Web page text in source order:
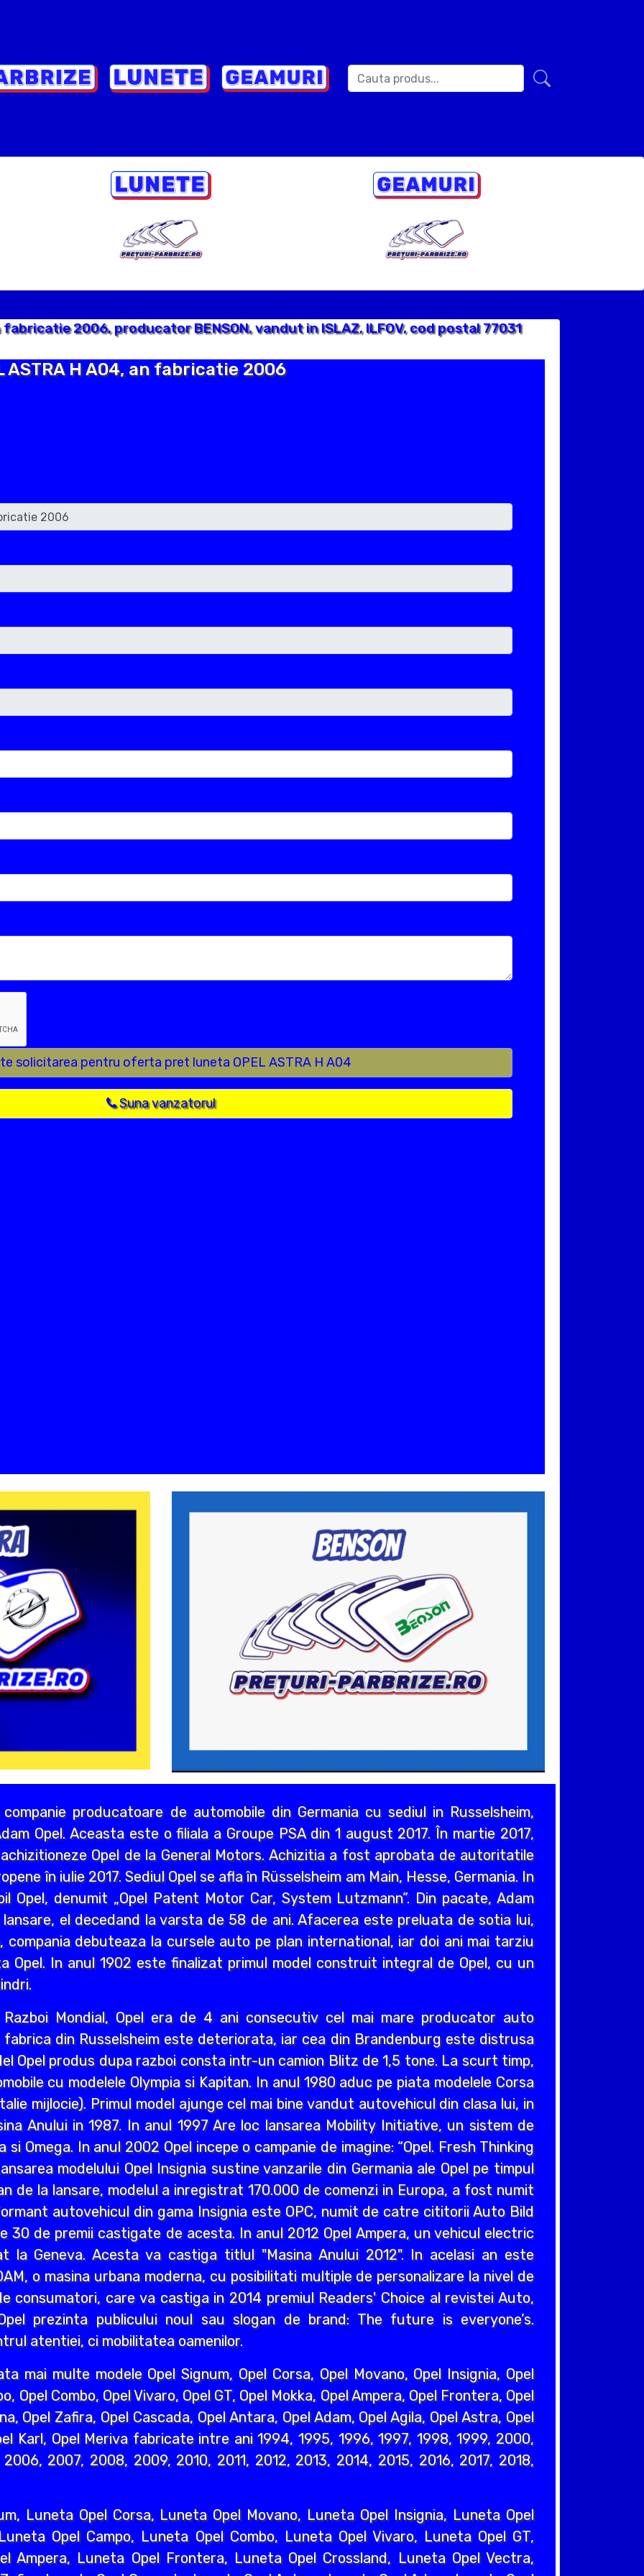
fabricatie 2006, producator BENSON, vandut in ISLAZ, ILFOV, cod postal 77031
H A04, an fabricatie 2006
solicitarea pentru oferta pret luneta OPEL ASTRA H A04
Suna vanzatorul
producatoare de automobile din Germania cu sediul in Russelsheim,
Opel. Aceasta este o filiala a Groupe PSA din 1 august 2017. În martie 2017,
Opel de la General Motors. Achizitia a fost aprobata de autoritatile
în iulie 2017. Sediul Opel se afla în Rüsselsheim am Main, Hesse, Germania. In
Opel, denumit „Opel Patent Motor Car, System Lutzmann”. Din pacate, Adam
el decedand la varsta de 58 de ani. Afacerea este preluata de sotia lui,
compania debuteaza la cursele auto pe plan international, iar doi ani mai tarziu
Opel. In anul 1902 este finalizat primul model construit integral de Opel, cu un
Mondial, Opel era de 4 ani consecutiv cel mai mare producator auto
din Russelsheim este deteriorata, iar cea din Brandenburg este distrusa
Opel produs dupa razboi consta intr-un camion Blitz de 1,5 tone. La scurt timp,
cu modelele Olympia si Kapitan. In anul 1980 aduc pe piata modelele Corsa
mijlocie). Primul model ajunge cel mai bine vandut autovehicul din clasa lui, in
Anului in 1987. In anul 1997 Are loc lansarea Mobility Initiative, un sistem de
Omega. In anul 2002 Opel incepe o campanie de imagine: “Opel. Fresh Thinking
modelului Opel Insignia sustine vanzarile din Germania ale Opel pe timpul
de la lansare, modelul a inregistrat 170.000 de comenzi in Europa, a fost numit
autovehicul din gama Insignia este OPC, numit de catre cititorii Auto Bild
30 de premii castigate de acesta. In anul 2012 Opel Ampera, un vehicul electric
la Geneva. Acesta va castiga titlul "Masina Anului 2012". In acelasi an este
o masina urbana moderna, cu posibilitati multiple de personalizare la nivel de
consumatori, care va castiga in 2014 premiul Readers' Choice al revistei Auto,
prezinta publicului noul sau slogan de brand: The future is everyone’s.
atentiei, ci mobilitatea oamenilor.
mai multe modele Opel Signum, Opel Corsa, Opel Movano, Opel Insignia, Opel
Opel Combo, Opel Vivaro, Opel GT, Opel Mokka, Opel Ampera, Opel Frontera, Opel
Opel Zafira, Opel Cascada, Opel Antara, Opel Adam, Opel Agila, Opel Astra, Opel
Karl, Opel Meriva fabricate intre ani 1994, 1995, 1996, 1997, 1998, 1999, 2000,
2007, 2008, 2009, 2010, 2011, 2012, 2013, 2014, 2015, 2016, 2017, 2018,
Luneta Opel Corsa, Luneta Opel Movano, Luneta Opel Insignia, Luneta Opel
Opel Campo, Luneta Opel Combo, Luneta Opel Vivaro, Luneta Opel GT,
Ampera, Luneta Opel Frontera, Luneta Opel Crossland, Luneta Opel Vectra,